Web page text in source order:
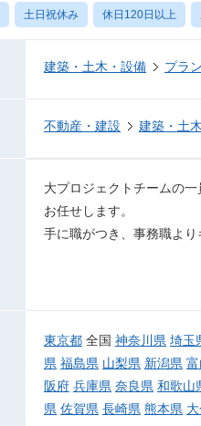
土日祝休み 休日120日以上
建築・土木・設備 プラ
不動産・建設 建築・土木
大プロジェクトチームの
お任せします。
手に職がつき、事務職より
東京都 全国 神奈川県 埼玉
県 福島県 山梨県 新潟県
阪府 兵庫県 奈良県 和歌山
県 佐賀県 長崎県 熊本県